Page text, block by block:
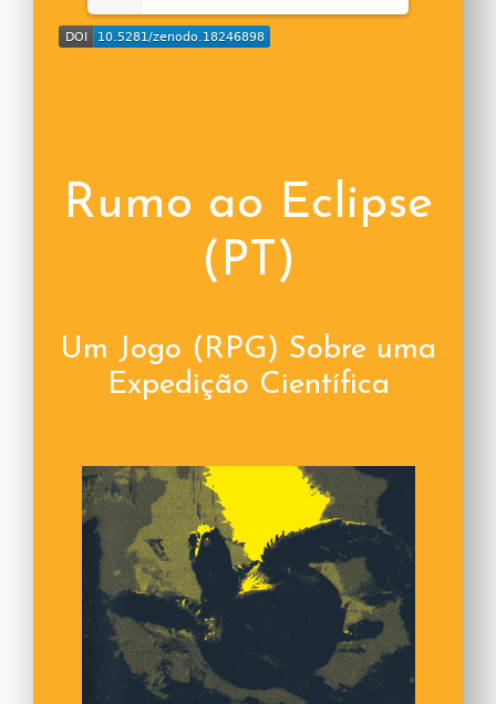
Rumo ao Eclipse
(PT)
Um Jogo (RPG) Sobre uma
Expedição Científica